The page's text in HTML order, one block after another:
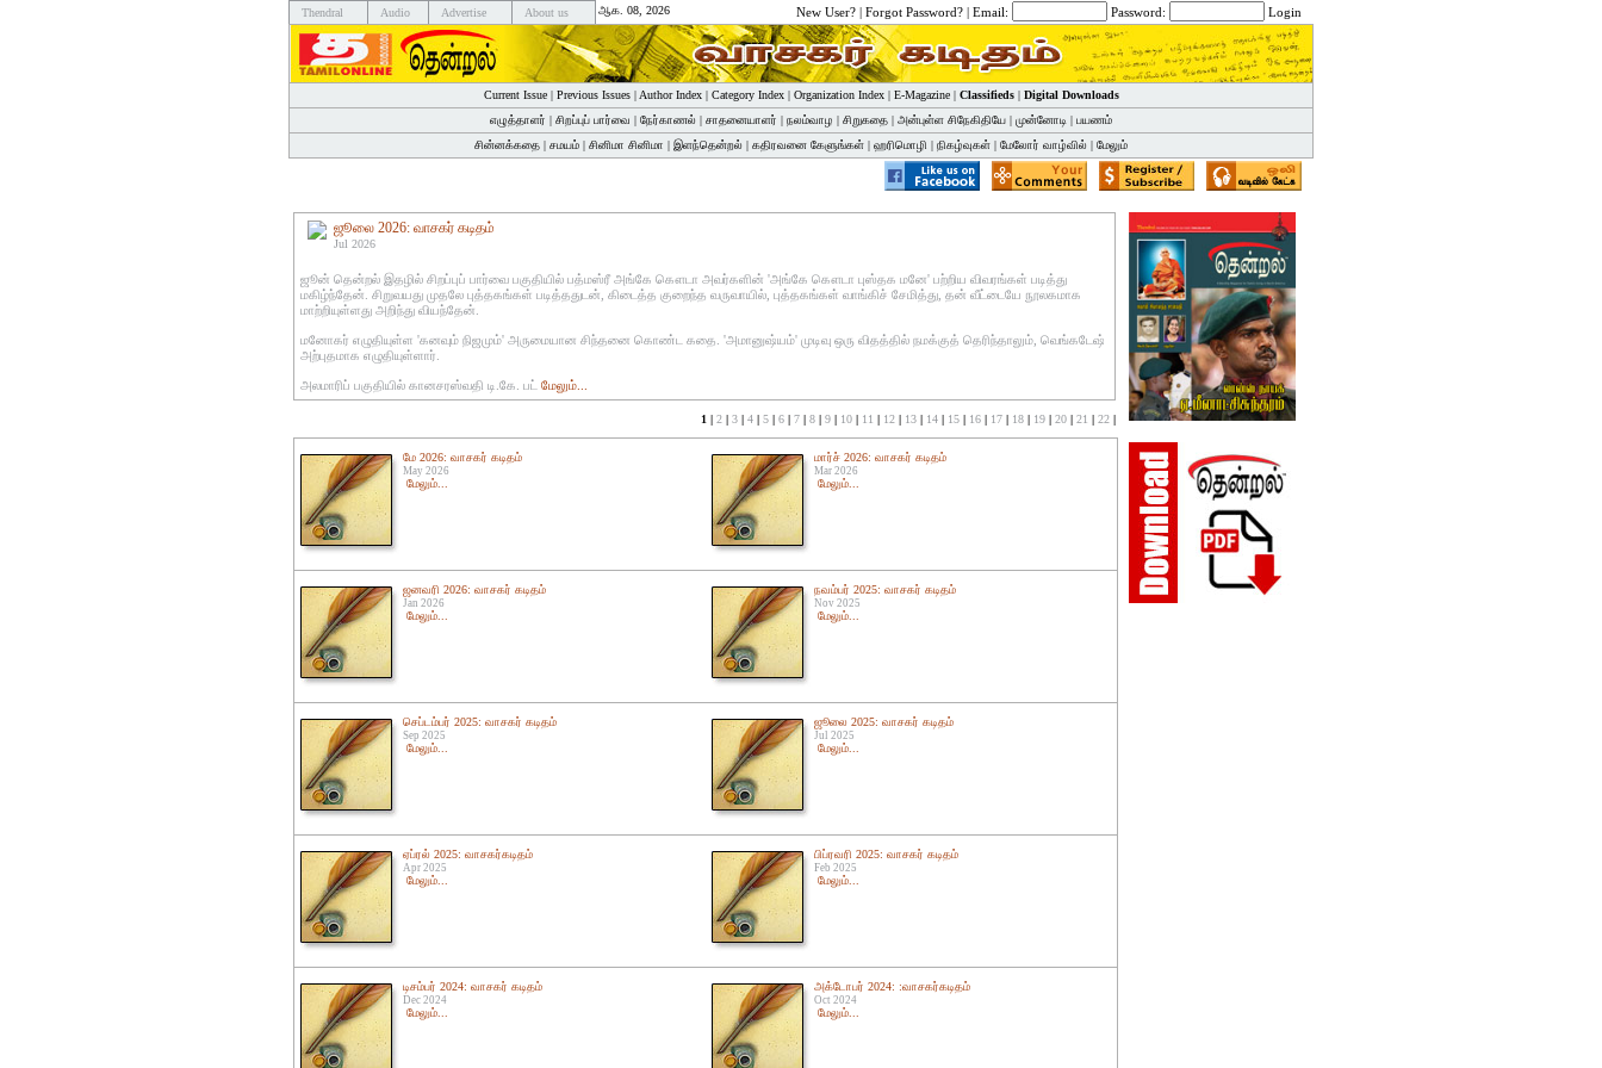
Thendral Audio Advertise About us ஆக. 08, 2026 New User? | Forgot Password? | Email: Password: Login
Current Issue| Previous Issues| Author Index| Category Index| Organization Index| E-Magazine| Classifieds| Digital Downloads
எழுத்தாளர் | சிறப்புப் பார்வை | நேர்காணல் | சாதனையாளர் | நலம்வாழ | சிறுகதை | அன்புள்ள சிநேகிதியே | முன்னோடி | பயணம்
சின்னக்கதை | சமயம் | சினிமா சினிமா | இளந்தென்றல் | கதிரவனை கேளுங்கள் | ஹரிமொழி | நிகழ்வுகள் | மேலோர் வாழ்வில் | மேலும்
ஜூலை 2026: வாசகர் கடிதம்
Jul 2026
ஜூன் தென்றல் இதழில் சிறப்புப் பார்வை பகுதியில் பத்மஸ்ரீ அங்கே கௌடா அவர்களின் 'அங்கே கௌடா புஸ்தக மனே' பற்றிய விவரங்கள் படித்து
மகிழ்ந்தேன். சிறுவயது முதலே புத்தகங்கள் படித்ததுடன், கிடைத்த குறைந்த வருவாயில், புத்தகங்கள் வாங்கிச் சேமித்து, தன் வீட்டையே நூலகமாக
மாற்றியுள்ளது அறிந்து வியந்தேன்.
மனோகர் எழுதியுள்ள 'கனவும் நிஜமும்' அருமையான சிந்தனை கொண்ட கதை. 'அமானுஷ்யம்' முடிவு ஒரு விதத்தில் நமக்குத் தெரிந்தாலும், வெங்கடேஷ்
அற்புதமாக எழுதியுள்ளார்.
அலமாரிப் பகுதியில் கானசரஸ்வதி டி.கே. பட் மேலும்...
1 | 2 | 3 | 4 | 5 | 6 | 7 | 8 | 9 | 10 | 11 | 12 | 13 | 14 | 15 | 16 | 17 | 18 | 19 | 20 | 21 | 22 |
மே 2026: வாசகர் கடிதம்
May 2026
மேலும்...
மார்ச் 2026: வாசகர் கடிதம்
Mar 2026
மேலும்...
ஜனவரி 2026: வாசகர் கடிதம்
Jan 2026
மேலும்...
நவம்பர் 2025: வாசகர் கடிதம்
Nov 2025
மேலும்...
செப்டம்பர் 2025: வாசகர் கடிதம்
Sep 2025
மேலும்...
ஜூலை 2025: வாசகர் கடிதம்
Jul 2025
மேலும்...
ஏப்ரல் 2025: வாசகர்கடிதம்
Apr 2025
மேலும்...
பிப்ரவரி 2025: வாசகர் கடிதம்
Feb 2025
மேலும்...
டிசம்பர் 2024: வாசகர் கடிதம்
Dec 2024
மேலும்...
அக்டோபர் 2024: :வாசகர்கடிதம்
Oct 2024
மேலும்...